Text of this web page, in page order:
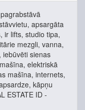
apsargāta
ir lifts, studio tipa,
mezgli, vanna,
iebūvēti sienas
elektriskā
mašīna, internets,
kāpņu
ESTATE ID -